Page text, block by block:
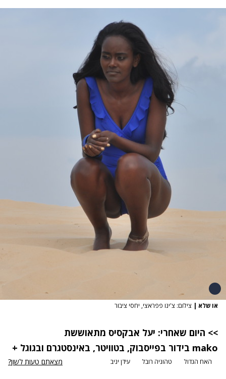
או שלא צילום: צ'ינו פפראצי, יחסי ציבור
>> היום שאחרי: יעל אבקסיס מתאוששת
mako בידור בפייסבוק, בטוויטר, באינסטגרם ובגוגל +
האח הגדול טהוניה רובל עידן יניב מצאתם טעות לשון?